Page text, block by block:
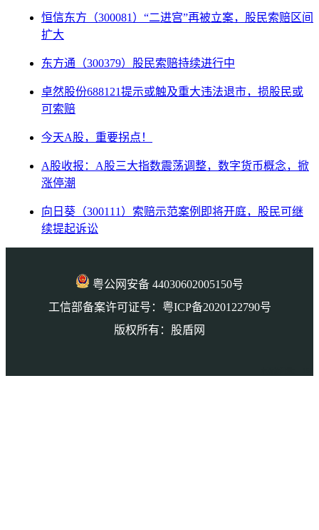
恒信东方（300081）“二进宫”再被立案，股民索赔区间
扩大
东方通（300379）股民索赔持续进行中
卓然股份688121提示或触及重大违法退市，损股民或
可索赔
今天A股，重要拐点！
A股收报：A股三大指数震荡调整，数字货币概念，掀
涨停潮
向日葵（300111）索赔示范案例即将开庭，股民可继
续提起诉讼
粤公网安备 44030602005150号
工信部备案许可证号：粤ICP备2020122790号
版权所有：股盾网